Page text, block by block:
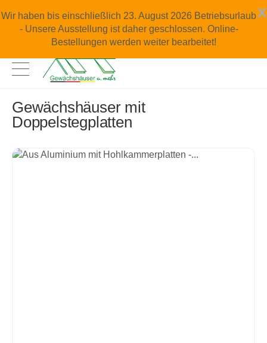
x
Wir haben bis einschließlich 23. August 2026 Betriebsurlaub
- Unsere Ausstellung ist daher geschlossen. Online-
Bestellungen werden weiter bearbeitet!
Gewächshäuser mit
Doppelstegplatten